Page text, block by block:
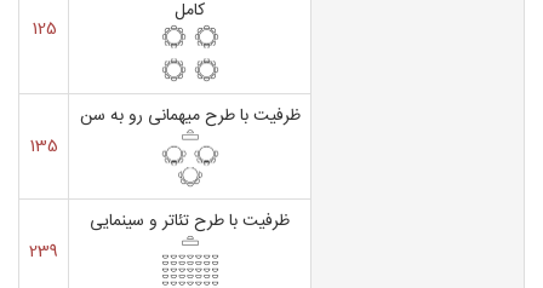
کامل
125
ظرفیت با طرح میهمانی رو به سن
135
ظرفیت با طرح تئاتر و سینمایی
239